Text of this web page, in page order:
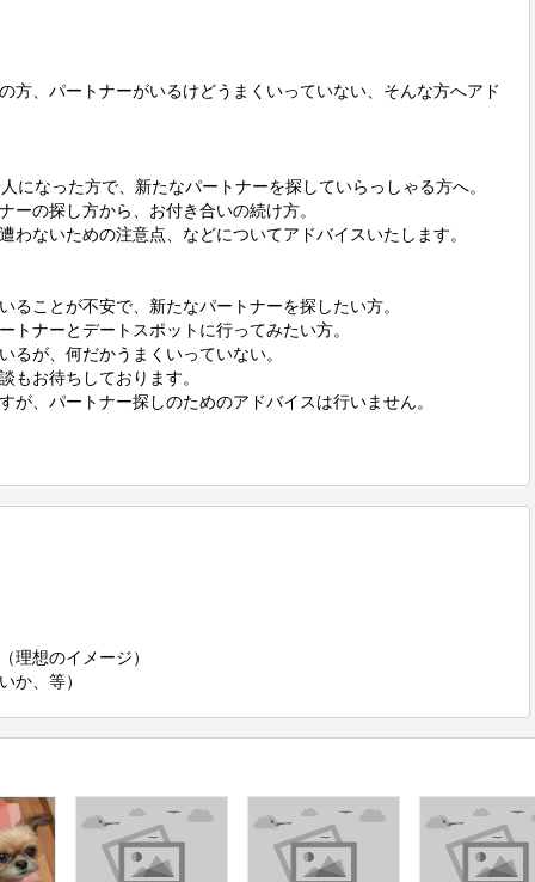
方、パートナーがいるけどうまくいっていない、そんな方へアド
になった方で、新たなパートナーを探していらっしゃる方へ。
ーの探し方から、お付き合いの続け方。
わないための注意点、などについてアドバイスいたします。
ることが不安で、新たなパートナーを探したい方。
トナーとデートスポットに行ってみたい方。
るが、何だかうまくいっていない。
お待ちしております。
、パートナー探しのためのアドバイスは行いません。
理想のイメージ）
か、等）